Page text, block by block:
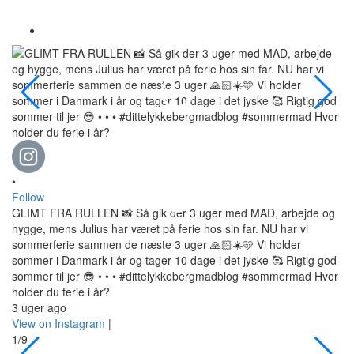
•
Follow
GLIMT FRA RULLEN 📸 Så gik der 3 uger med MAD, arbejde og
hygge, mens Julius har været på ferie hos sin far. NU har vi
sommerferie sammen de næste 3 uger 🙏🏻☀️🩵 Vi holder
sommer i Danmark i år og tager 10 dage i det jyske 🥰 Rigtig god
sommer til jer 😎 • • • #dittelykkebergmadblog #sommermad Hvor
holder du ferie i år?
3 uger ago
View on Instagram |
1/9